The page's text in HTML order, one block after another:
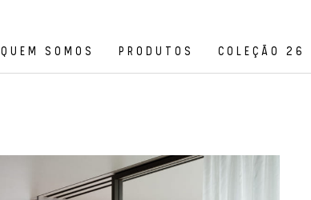
QUEM SOMOS PRODUTOS COLEÇÃO 26